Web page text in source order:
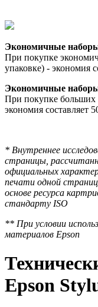
Экономичные
При покупке
упаковке) - экономия
Экономичные
При покупке больших
экономия составляет
* Внутреннее
страницы,
официальных
печати одной
основе ресурса
стандарту ISO
** При условии
материалов Epson
Epson